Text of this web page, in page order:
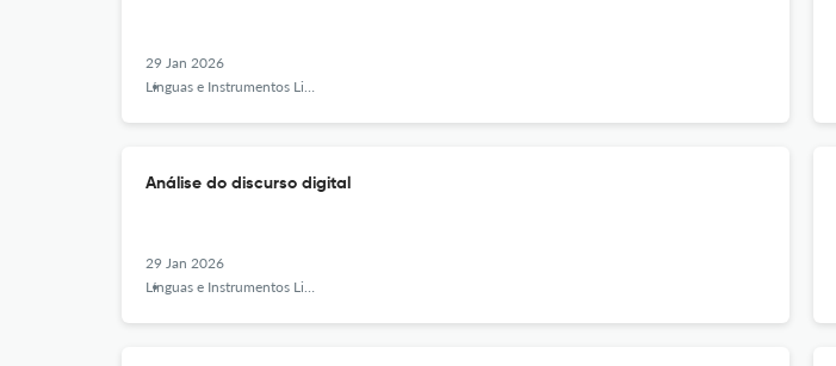
29 Jan 2026
Línguas e Instrumentos Linguísticos
Análise do discurso digital
29 Jan 2026
Línguas e Instrumentos Linguísticos